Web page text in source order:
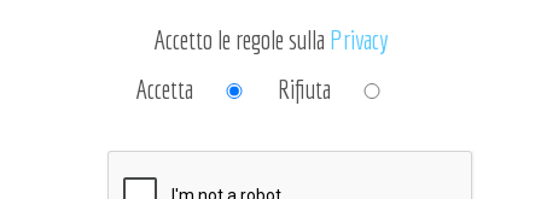
Accetto le regole sulla Privacy
Accetta
Rifiuta